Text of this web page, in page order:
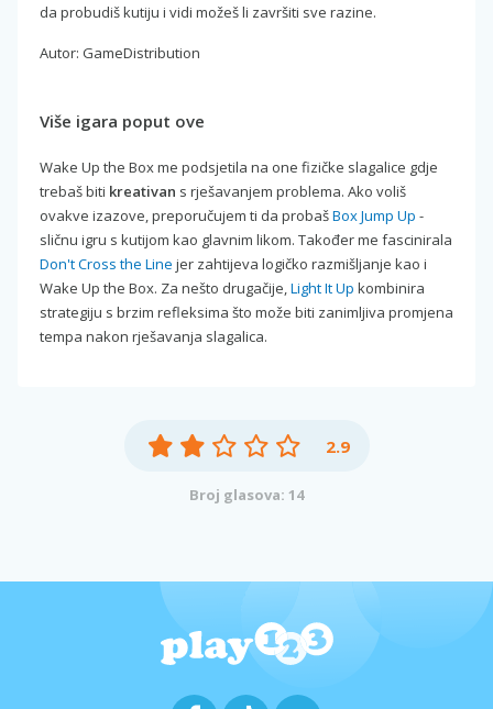
da probudiš kutiju i vidi možeš li završiti sve razine.
Autor: GameDistribution
Više igara poput ove
Wake Up the Box me podsjetila na one fizičke slagalice gdje
trebaš biti kreativan s rješavanjem problema. Ako voliš
ovakve izazove, preporučujem ti da probašBox Jump Up -
sličnu igru s kutijom kao glavnim likom. Također me fascinirala
Don't Cross the Line jer zahtijeva logičko razmišljanje kao i
Wake Up the Box. Za nešto drugačije,Light It Up kombinira
strategiju s brzim refleksima što može biti zanimljiva promjena
tempa nakon rješavanja slagalica.
2.9
Broj glasova: 14